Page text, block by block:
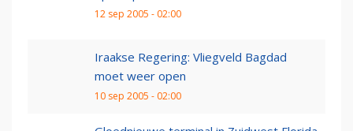
12 sep 2005 - 02:00
Iraakse Regering: Vliegveld Bagdad
moet weer open
10 sep 2005 - 02:00